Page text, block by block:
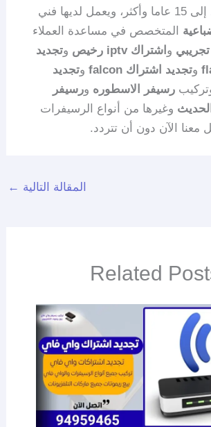
لديها فني
المتخصص في مساعدة العملاء
و اشتراك iptv رخيص وتجديد
وتجديد اشتراك falcon وتجديد
رسيفر الاسطوره ورسيفر
وغيرها من أنواع الرسيفرات
معنا الآن دون أن تتردد.
المقالة التالية ←
Related